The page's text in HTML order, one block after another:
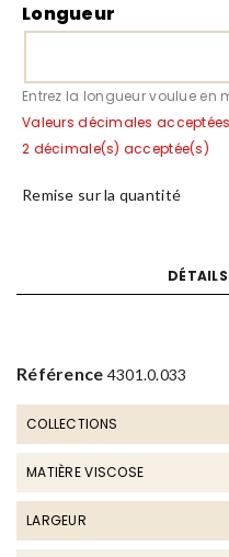
Longueur
Entrez la longueur voulue en
Valeurs décimales acceptées
2 décimale(s) acceptée(s)
Remise sur la quantité
Référence 4301.0.033
COLLECTIONS
MATIÈRE VISCOSE
LARGEUR